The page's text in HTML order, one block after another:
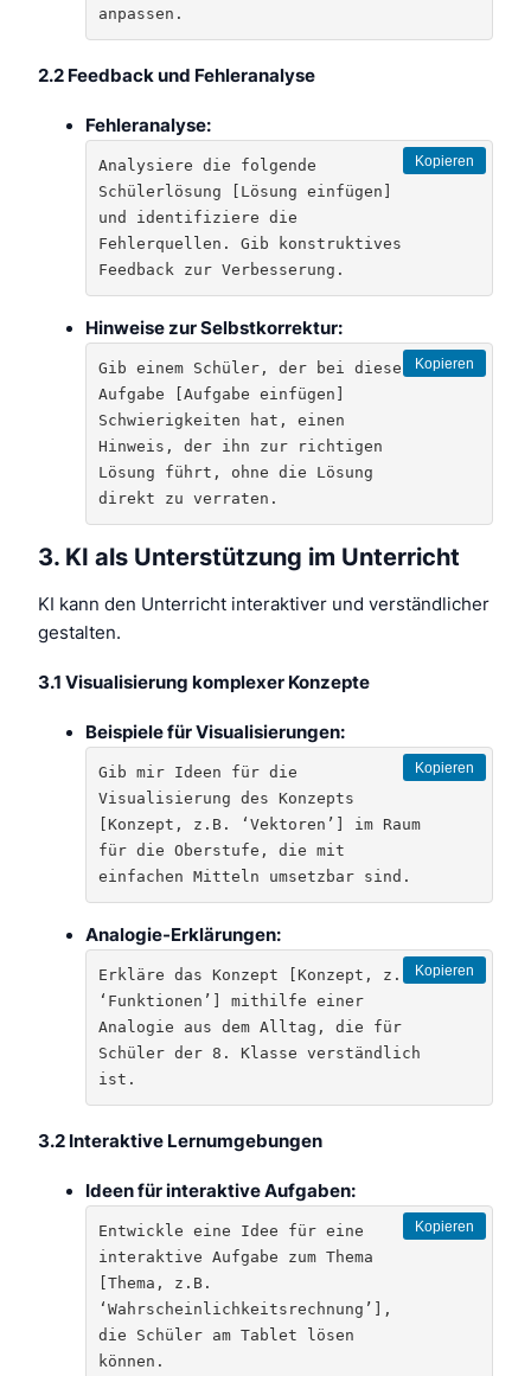
anpassen.
2.2 Feedback und Fehleranalyse
Fehleranalyse:
Analysiere die folgende
Schülerlösung [Lösung einfügen]
und identifiziere die
Fehlerquellen. Gib konstruktives
Feedback zur Verbesserung.
Kopieren
Hinweise zur Selbstkorrektur:
Gib einem Schüler, der bei dieser
Aufgabe [Aufgabe einfügen]
Schwierigkeiten hat, einen
Hinweis, der ihn zur richtigen
Lösung führt, ohne die Lösung
direkt zu verraten.
Kopieren
3. KI als Unterstützung im Unterricht
KI kann den Unterricht interaktiver und verständlicher
gestalten.
3.1 Visualisierung komplexer Konzepte
Beispiele für Visualisierungen:
Gib mir Ideen für die
Visualisierung des Konzepts
[Konzept, z.B. ‘Vektoren’] im Raum
für die Oberstufe, die mit
einfachen Mitteln umsetzbar sind.
Kopieren
Analogie-Erklärungen:
Erkläre das Konzept [Konzept, z.B.
‘Funktionen’] mithilfe einer
Analogie aus dem Alltag, die für
Schüler der 8. Klasse verständlich
ist.
Kopieren
3.2 Interaktive Lernumgebungen
Ideen für interaktive Aufgaben:
Entwickle eine Idee für eine
interaktive Aufgabe zum Thema
[Thema, z.B.
‘Wahrscheinlichkeitsrechnung’],
die Schüler am Tablet lösen
können.
Kopieren